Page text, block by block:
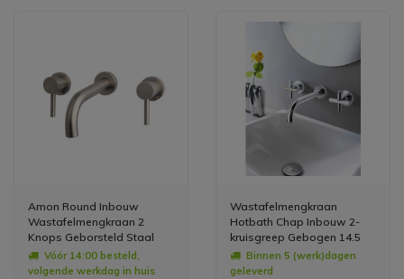
Amon Round Inbouw
Wastafelmengkraan 2
Knops Geborsteld Staal
Vóór 14:00 besteld,
volgende werkdag in huis
Wastafelmengkraan
Hotbath Chap Inbouw 2-
kruisgreep Gebogen 14.5
cm Binnen 5 (werk)dagen
geleverd